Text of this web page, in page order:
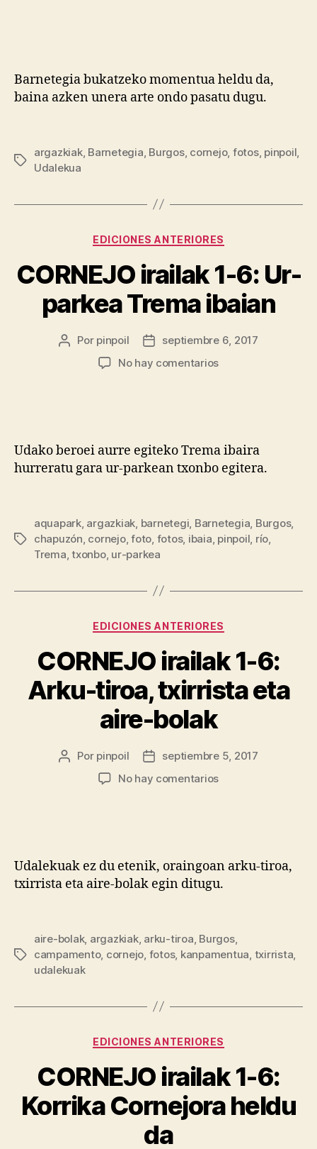
Barnetegia bukatzeko momentua heldu da,
baina azken unera arte ondo pasatu dugu.
argazkiak, Barnetegia Burgos, cornejo, fotos, pinpoil
Udalekua
EDICIONES ANTERIORES
CORNEJO irailak 1-6: Ur-
parkea Trema ibaian
Por pinpoil
septiembre 6, 2017
No hay comentarios
Udako beroei aurre egiteko Trema ibaira
hurreratu gara ur-parkean txonbo egitera.
aquapark, argazkiak barnetegi Barnetegia Burgos,
chapuzón cornejo,foto fotos, ibaia pinpoil río
Trema ,txonbo, ur-parkea
EDICIONES ANTERIORES
CORNEJO irailak 1-6:
Arku-tiroa, txirrista eta
aire-bolak
Por pinpoil
septiembre 5, 2017
No hay comentarios
Udalekuak ez du etenik, oraingoan arku-tiroa,
txirrista eta aire-bolak egin ditugu.
aire-bolak, argazkiak, arku-tiroa Burgos,
campamento, cornejo fotos, kanpamentua txirrista
udalekuak
EDICIONES ANTERIORES
CORNEJO irailak 1-6:
Korrika Cornejora heldu
da